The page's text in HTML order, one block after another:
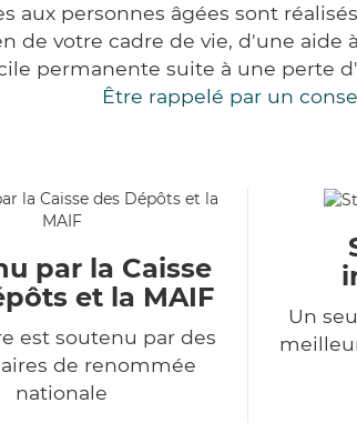
aux personnes âgées sont
de votre cadre de vie, d'une
permanente suite à une perte
Être rappelé par un
par la Caisse
et la MAIF
est soutenu par des
de renommée
nationale
Un